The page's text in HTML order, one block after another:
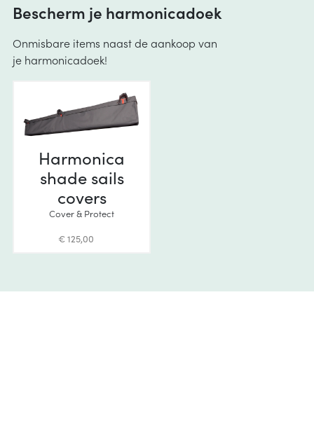
Bescherm je harmonicadoek
Onmisbare items naast de aankoop van
je harmonicadoek!
Harmonica
shade sails
covers
Cover & Protect
€ 125,00